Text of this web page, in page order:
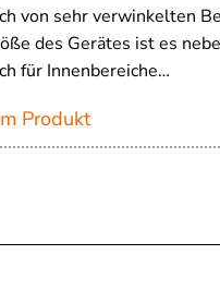
von sehr verwinkelten
des Gerätes ist es
für Innenbereiche…
Produkt